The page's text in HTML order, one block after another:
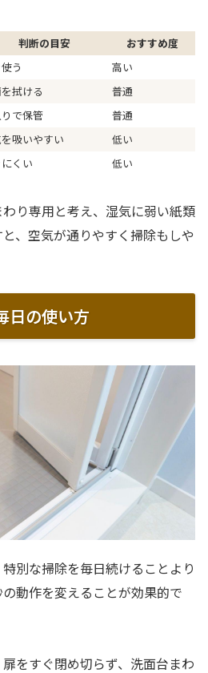
判断の目安
おすすめ度
う
高い
拭ける
普通
で保管
普通
吸いやすい
低い
くい 低い
り専用と考え、湿気に弱い紙類
、空気が通りやすく掃除もしや
日の使い方
別な掃除を毎日続けることより
動作を変えることが効果的で
をすぐ閉め切らず、洗面台まわ